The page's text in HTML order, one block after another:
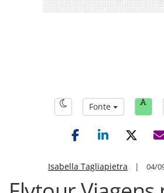
Fonte
Isabella Tagliapietra | 04/